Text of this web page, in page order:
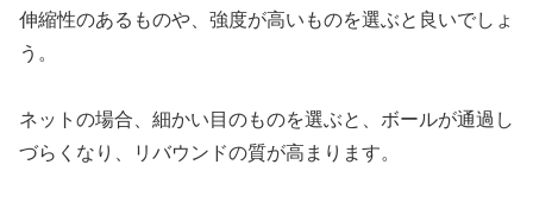
伸縮性のあるものや、強度が高いものを選ぶと良いでしょ
う。
ネットの場合、細かい目のものを選ぶと、ボールが通過し
づらくなり、リバウンドの質が高まります。